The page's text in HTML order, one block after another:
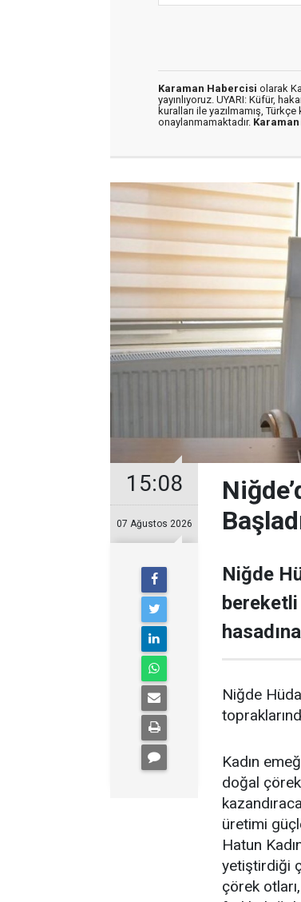
Karaman Habercisi olarak
yayınlıyoruz. UYARI: Küfür,
kuralları ile yazılmamış,
onaylanmamaktadır.
15:08
07 Ağustos 2026
Niğde
Niğde
Kadın
doğal
üretimi
Hatun
yetiştirdiği
çörek